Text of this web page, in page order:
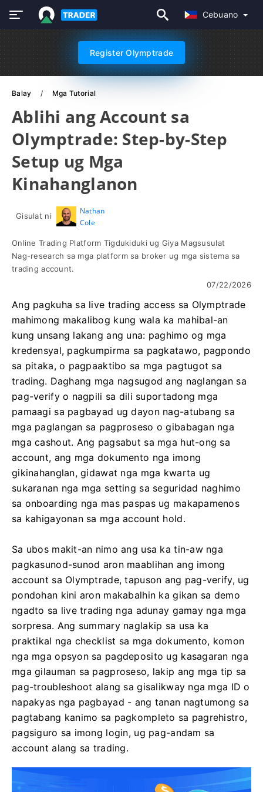
Cebuano
Register Olymptrade
Balay Mga Tutorial
Ablihi ang Account sa
Olymptrade: Step-by-Step
Setup ug Mga
Kinahanglanon
Gisulat ni
Nathan
Cole
Online Trading Platform Tigdukiduki ug Giya Magsusulat
Nag-research sa mga platform sa broker ug mga sistema sa
trading account.
07/22/2026
Ang pagkuha sa live trading access sa Olymptrade
mahimong makalibog kung wala ka mahibal-an
kung unsang lakang ang una: paghimo og mga
kredensyal, pagkumpirma sa pagkatawo, pagpondo
sa pitaka, o pagpaaktibo sa mga pagtugot sa
trading. Daghang mga nagsugod ang naglangan sa
pag-verify o nagpili sa dili suportadong mga
pamaagi sa pagbayad ug dayon nag-atubang sa
mga paglangan sa pagproseso o gibabagan nga
mga cashout. Ang pagsabut sa mga hut-ong sa
account, ang mga dokumento nga imong
gikinahanglan, gidawat nga mga kwarta ug
sukaranan nga mga setting sa seguridad naghimo
sa onboarding nga mas paspas ug makapamenos
sa kahigayonan sa mga account hold.
Sa ubos makit-an nimo ang usa ka tin-aw nga
pagkasunod-sunod aron maablihan ang imong
account sa Olymptrade, tapuson ang pag-verify, ug
pondohan kini aron makabalhin ka gikan sa demo
ngadto sa live trading nga adunay gamay nga mga
sorpresa. Ang summary naglakip sa usa ka
praktikal nga checklist sa mga dokumento, komon
nga mga opsyon sa pagdeposito ug kasagaran nga
mga gilauman sa pagproseso, lakip ang mga tip sa
pag-troubleshoot alang sa gisalikway nga mga ID o
napakyas nga pagbayad - ang tanan nagtumong sa
pagtabang kanimo sa pagkompleto sa pagrehistro,
pagsiguro sa imong login, ug pag-andam sa
account alang sa trading.